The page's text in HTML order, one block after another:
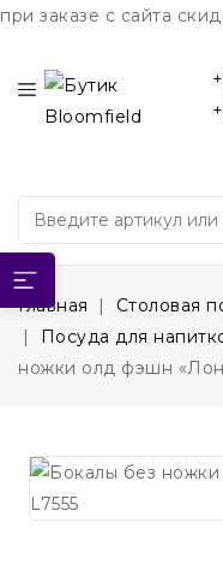
при заказе с сайта
Главная
Столовая
Посуда для
ножки олд фэшн